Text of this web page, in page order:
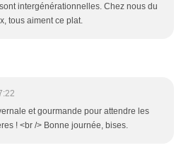
intergénérationnelles. Chez nous du
tous aiment ce plat.
et gourmande pour attendre les
! <br /> Bonne journée, bises.